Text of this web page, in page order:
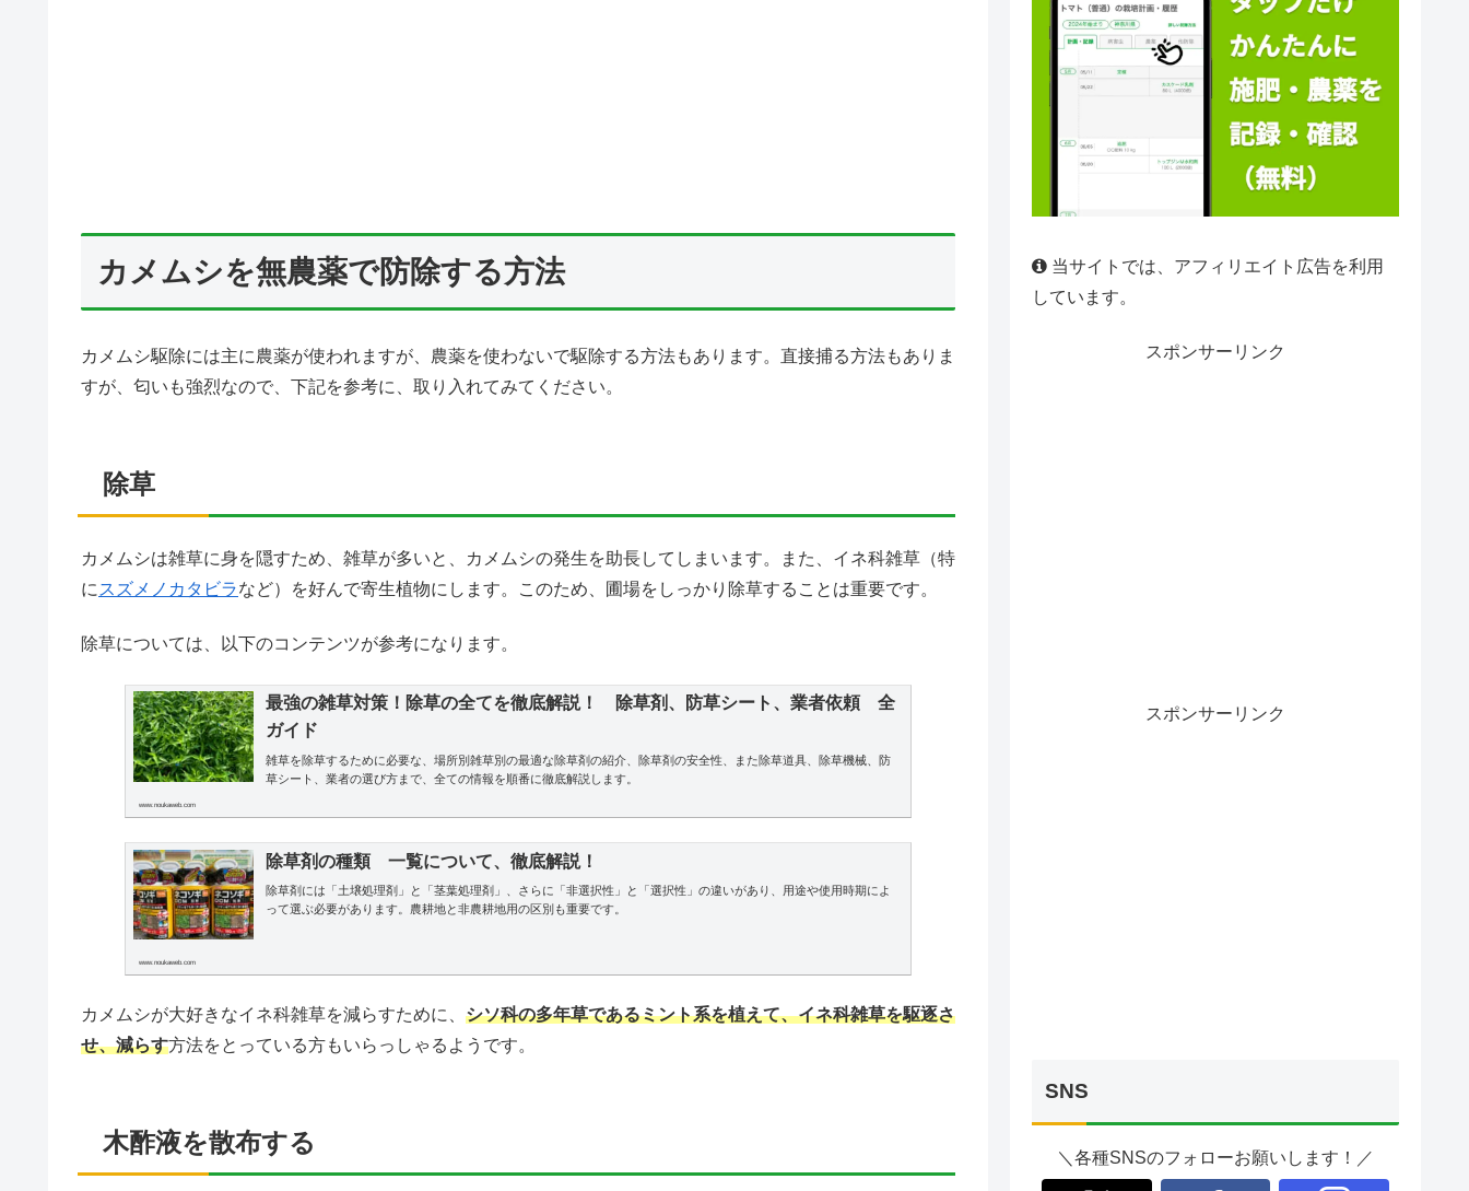
カメムシを無農薬で防除する方法
カメムシ駆除には主に農薬が使われますが、農薬を使わないで駆除する方法もあります。直接捕る方法もありま
すが、匂いも強烈なので、下記を参考に、取り入れてみてください。
除草
カメムシは雑草に身を隠すため、雑草が多いと、カメムシの発生を助長してしまいます。また、イネ科雑草（特
に スズメノカタビラなど）を好んで寄生植物にします。このため、圃場をしっかり除草することは重要です。
除草については、以下のコンテンツが参考になります。
最強の雑草対策！除草の全てを徹底解説！ 除草剤、防草シート、業者依頼 全
ガイド
雑草を除草するために必要な、場所別雑草別の最適な除草剤の紹介、除草剤の安全性、また除草道具、除草機械、防
草シート、業者の選び方まで、全ての情報を順番に徹底解説します。
www.noukaweb.com
除草剤の種類 一覧について、徹底解説！
除草剤には「土壌処理剤」と「茎葉処理剤」、さらに「非選択性」と「選択性」の違いがあり、用途や使用時期によ
って選ぶ必要があります。農耕地と非農耕地用の区別も重要です。
www.noukaweb.com
カメムシが大好きなイネ科雑草を減らすために、 シソ科の多年草であるミント系を植えて、イネ科雑草を駆逐さ
せ、減らす方法をとっている方もいらっしゃるようです。
木酢液を散布する
当サイトでは、アフィリエイト広告を利用
しています。
スポンサーリンク
スポンサーリンク
SNS
＼各種SNSのフォローお願いします！／